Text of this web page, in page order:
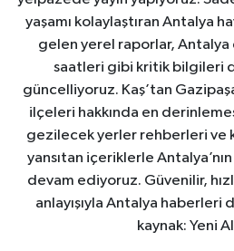
yaşamı kolaylaştıran Antalya
gelen yerel raporlar, Antalya
saatleri gibi kritik bilgileri
güncelliyoruz. Kaş’tan
ilçeleri hakkında en
gezilecek yerler rehberleri ve
yansıtan içeriklerle
devam ediyoruz. Güvenilir,
anlayışıyla Antalya haberleri
kaynak: Yeni